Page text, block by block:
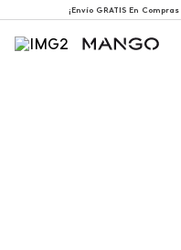
¡Envío GRATIS En